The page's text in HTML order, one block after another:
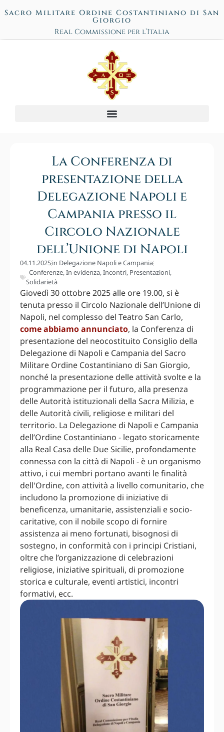
Sacro Militare Ordine Costantiniano di San
Giorgio
Real Commissione per l’Italia
La Conferenza di
presentazione della
Delegazione Napoli e
Campania presso il
Circolo Nazionale
dell’Unione di Napoli
04.11.2025in Delegazione Napoli e Campania
Conferenze,In evidenza,Incontri, Presentazioni,
Solidarietà
Giovedì 30 ottobre 2025 alle ore 19.00, si è
tenuta presso il Circolo Nazionale dell’Unione di
Napoli, nel complesso del Teatro San Carlo,
come abbiamo annunciato, la Conferenza di
presentazione del neocostituito Consiglio della
Delegazione di Napoli e Campania del Sacro
Militare Ordine Costantiniano di San Giorgio,
nonché la presentazione delle attività svolte e la
programmazione per il futuro, alla presenza
delle Autorità istituzionali della Sacra Milizia, e
delle Autorità civili, religiose e militari del
territorio. La Delegazione di Napoli e Campania
dell’Ordine Costantiniano - legato storicamente
alla Real Casa delle Due Sicilie, profondamente
connessa con la città di Napoli - è un organismo
attivo, i cui membri portano avanti le finalità
dell'Ordine, con attività a livello comunitario, che
includono la promozione di iniziative di
beneficenza, umanitarie, assistenziali e socio-
caritative, con il nobile scopo di fornire
assistenza ai meno fortunati, bisognosi di
sostegno, in conformità con i principi Cristiani,
oltre che l’organizzazione di celebrazioni
religiose, iniziative spirituali, di promozione
storica e culturale, eventi artistici, incontri
formativi, ecc.